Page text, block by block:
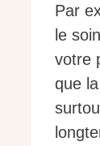
Par
le
votre
que